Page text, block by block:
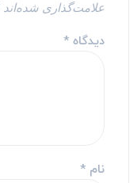
علامت‌گذاری شده‌اند*
دیدگاه*
نام*